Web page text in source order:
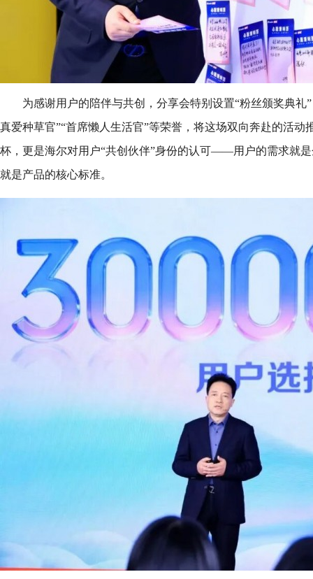
为感谢用户的陪伴与共创，分享会特别设置“粉丝颁奖典礼
真爱种草官”“首席懒人生活官”等荣誉，将这场双向奔赴的活动
杯，更是海尔对用户“共创伙伴”身份的认可——用户的需求就
就是产品的核心标准。